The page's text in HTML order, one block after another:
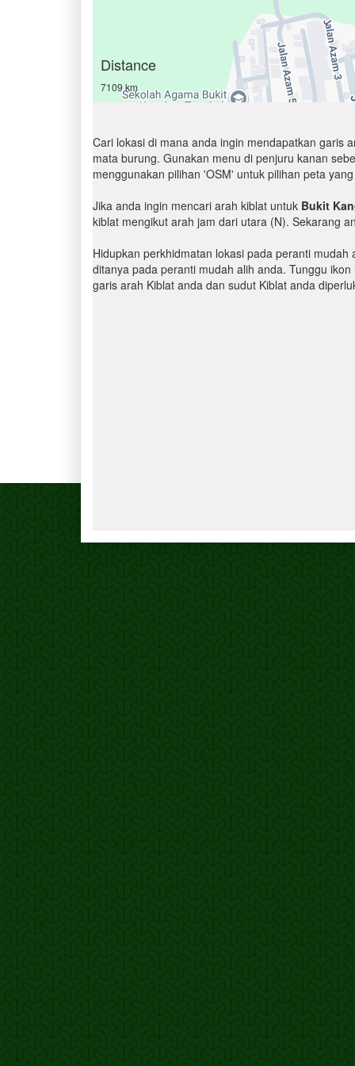
Distance
7109 km
Cari lokasi di mana anda ingin mendapatkan garis
mata burung. Gunakan menu di penjuru kanan
menggunakan pilihan 'OSM' untuk pilihan peta
Jika anda ingin mencari arah kiblat untuk Bukit
kiblat mengikut arah jam dari utara (N). Sekarang
Hidupkan perkhidmatan lokasi pada peranti
ditanya pada peranti mudah alih anda. Tunggu
garis arah Kiblat anda dan sudut Kiblat anda